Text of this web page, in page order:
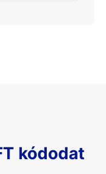
kódodat